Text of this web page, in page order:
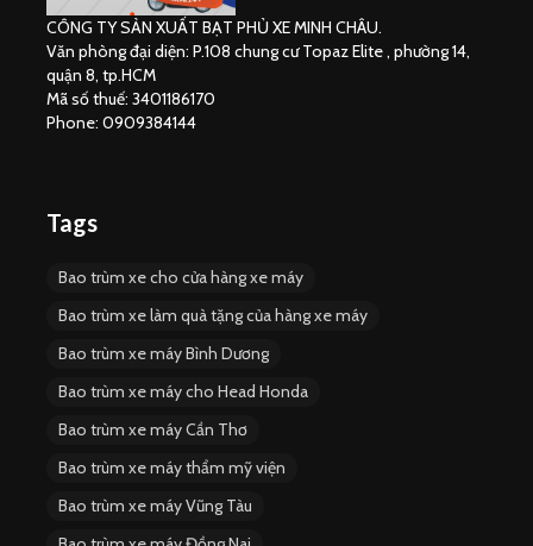
CÔNG TY SẢN XUẤT BẠT PHỦ XE MINH CHÂU.
Văn phòng đại diện: P.108 chung cư Topaz Elite , phường 14,
quận 8, tp.HCM
Mã số thuế: 3401186170
Phone: 0909384144
Tags
Bao trùm xe cho cửa hàng xe máy
Bao trùm xe làm quà tặng của hàng xe máy
Bao trùm xe máy Bình Dương
Bao trùm xe máy cho Head Honda
Bao trùm xe máy Cần Thơ
Bao trùm xe máy thẩm mỹ viện
Bao trùm xe máy Vũng Tàu